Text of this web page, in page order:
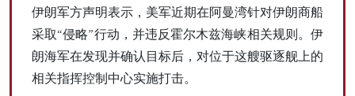
伊朗军方声明表示，美军近期在阿曼湾针对伊朗商船
采取“侵略”行动，并违反霍尔木兹海峡相关规则。伊
朗海军在发现并确认目标后，对位于这艘驱逐舰上的
相关指挥控制中心实施打击。